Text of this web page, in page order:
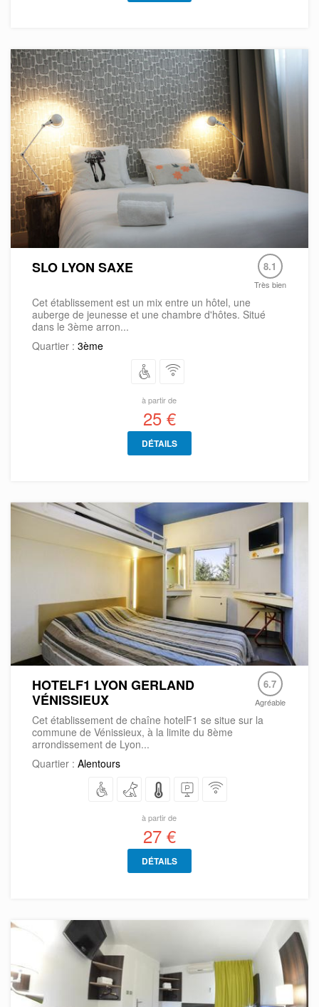
SLO LYON SAXE 8.1
Très bien
Cet établissement est un mix entre un hôtel, une
auberge de jeunesse et une chambre d'hôtes. Situé
dans le 3ème arron...
Quartier : 3ème
à partir de
25 €
DÉTAILS
HOTELF1 LYON GERLAND
VÉNISSIEUX
6.7
Agréable
Cet établissement de chaîne hotelF1 se situe sur la
commune de Vénissieux, à la limite du 8ème
arrondissement de Lyon...
Quartier : Alentours
à partir de
27 €
DÉTAILS